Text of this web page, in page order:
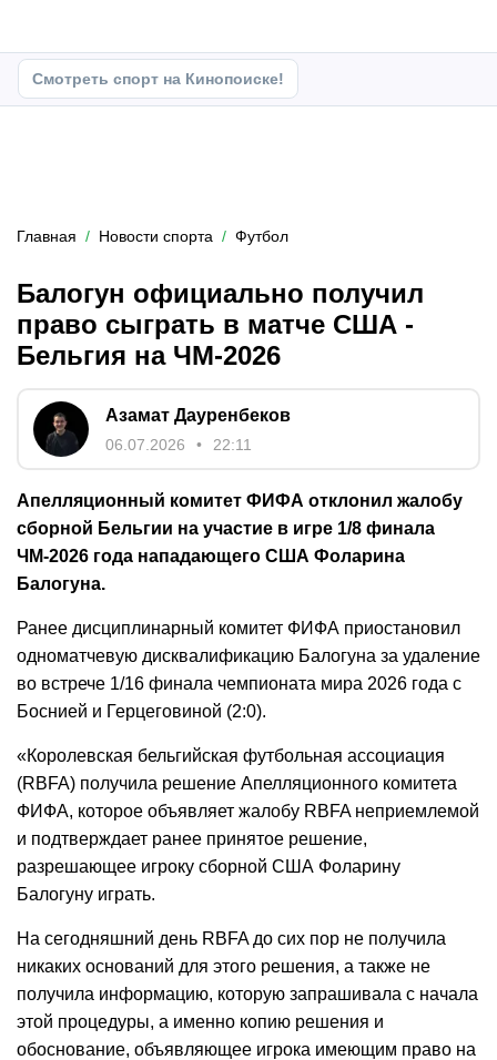
Смотреть спорт на Кинопоиске!
Главная Новости спорта Футбол
Балогун официально получил
право сыграть в матче США -
Бельгия на ЧМ-2026
Азамат Дауренбеков
06.07.2026 22:11
Апелляционный комитет ФИФА отклонил жалобу
сборной Бельгии на участие в игре 1/8 финала
ЧМ-2026 года нападающего США Фоларина
Балогуна.
Ранее дисциплинарный комитет ФИФА приостановил
одноматчевую дисквалификацию Балогуна за удаление
во встрече 1/16 финала чемпионата мира 2026 года с
Боснией и Герцеговиной (2:0).
«Королевская бельгийская футбольная ассоциация
(RBFA) получила решение Апелляционного комитета
ФИФА, которое объявляет жалобу RBFA неприемлемой
и подтверждает ранее принятое решение,
разрешающее игроку сборной США Фоларину
Балогуну играть.
На сегодняшний день RBFA до сих пор не получила
никаких оснований для этого решения, а также не
получила информацию, которую запрашивала с начала
этой процедуры, а именно копию решения и
обоснование, объявляющее игрока имеющим право на